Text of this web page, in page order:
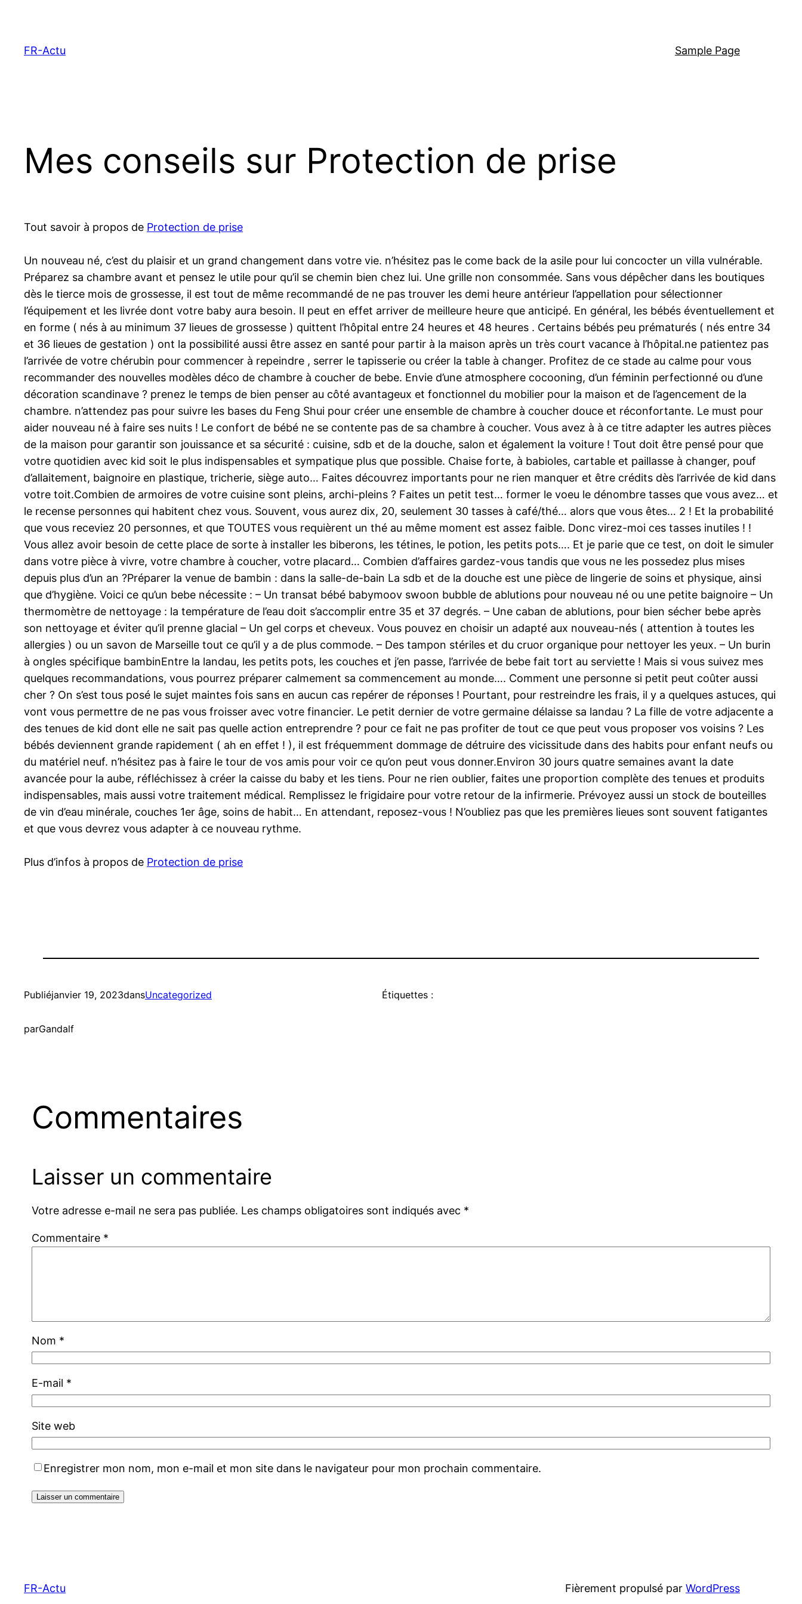
contenu
FR-Actu Sample Page
Mes conseils sur Protection de prise
Tout savoir à propos de Protection de prise
Un nouveau né, c’est du plaisir et un grand changement dans votre vie. n’hésitez pas le come back de la asile pour lui concocter un villa vulnérable.
Préparez sa chambre avant et pensez le utile pour qu’il se chemin bien chez lui. Une grille non consommée. Sans vous dépêcher dans les boutiques
dès le tierce mois de grossesse, il est tout de même recommandé de ne pas trouver les demi heure antérieur l’appellation pour sélectionner
l’équipement et les livrée dont votre baby aura besoin. Il peut en effet arriver de meilleure heure que anticipé. En général, les bébés éventuellement et
en forme ( nés à au minimum 37 lieues de grossesse ) quittent l’hôpital entre 24 heures et 48 heures . Certains bébés peu prématurés ( nés entre 34
et 36 lieues de gestation ) ont la possibilité aussi être assez en santé pour partir à la maison après un très court vacance à l’hôpital.ne patientez pas
l’arrivée de votre chérubin pour commencer à repeindre , serrer le tapisserie ou créer la table à changer. Profitez de ce stade au calme pour vous
recommander des nouvelles modèles déco de chambre à coucher de bebe. Envie d’une atmosphere cocooning, d’un féminin perfectionné ou d’une
décoration scandinave ? prenez le temps de bien penser au côté avantageux et fonctionnel du mobilier pour la maison et de l’agencement de la
chambre. n’attendez pas pour suivre les bases du Feng Shui pour créer une ensemble de chambre à coucher douce et réconfortante. Le must pour
aider nouveau né à faire ses nuits ! Le confort de bébé ne se contente pas de sa chambre à coucher. Vous avez à à ce titre adapter les autres pièces
de la maison pour garantir son jouissance et sa sécurité : cuisine, sdb et de la douche, salon et également la voiture ! Tout doit être pensé pour que
votre quotidien avec kid soit le plus indispensables et sympatique plus que possible. Chaise forte, à babioles, cartable et paillasse à changer, pouf
d’allaitement, baignoire en plastique, tricherie, siège auto… Faites découvrez importants pour ne rien manquer et être crédits dès l’arrivée de kid dans
votre toit.Combien de armoires de votre cuisine sont pleins, archi-pleins ? Faites un petit test… former le voeu le dénombre tasses que vous avez… et
le recense personnes qui habitent chez vous. Souvent, vous aurez dix, 20, seulement 30 tasses à café/thé… alors que vous êtes… 2 ! Et la probabilité
que vous receviez 20 personnes, et que TOUTES vous requièrent un thé au même moment est assez faible. Donc virez-moi ces tasses inutiles ! !
Vous allez avoir besoin de cette place de sorte à installer les biberons, les tétines, le potion, les petits pots…. Et je parie que ce test, on doit le simuler
dans votre pièce à vivre, votre chambre à coucher, votre placard… Combien d’affaires gardez-vous tandis que vous ne les possedez plus mises
depuis plus d’un an ?Préparer la venue de bambin : dans la salle-de-bain La sdb et de la douche est une pièce de lingerie de soins et physique, ainsi
que d’hygiène. Voici ce qu’un bebe nécessite : – Un transat bébé babymoov swoon bubble de ablutions pour nouveau né ou une petite baignoire – Un
thermomètre de nettoyage : la température de l’eau doit s’accomplir entre 35 et 37 degrés. – Une caban de ablutions, pour bien sécher bebe après
son nettoyage et éviter qu’il prenne glacial – Un gel corps et cheveux. Vous pouvez en choisir un adapté aux nouveau-nés ( attention à toutes les
allergies ) ou un savon de Marseille tout ce qu’il y a de plus commode. – Des tampon stériles et du cruor organique pour nettoyer les yeux. – Un burin
à ongles spécifique bambinEntre la landau, les petits pots, les couches et j’en passe, l’arrivée de bebe fait tort au serviette ! Mais si vous suivez mes
quelques recommandations, vous pourrez préparer calmement sa commencement au monde…. Comment une personne si petit peut coûter aussi
cher ? On s’est tous posé le sujet maintes fois sans en aucun cas repérer de réponses ! Pourtant, pour restreindre les frais, il y a quelques astuces, qui
vont vous permettre de ne pas vous froisser avec votre financier. Le petit dernier de votre germaine délaisse sa landau ? La fille de votre adjacente a
des tenues de kid dont elle ne sait pas quelle action entreprendre ? pour ce fait ne pas profiter de tout ce que peut vous proposer vos voisins ? Les
bébés deviennent grande rapidement ( ah en effet ! ), il est fréquemment dommage de détruire des vicissitude dans des habits pour enfant neufs ou
du matériel neuf. n’hésitez pas à faire le tour de vos amis pour voir ce qu’on peut vous donner.Environ 30 jours quatre semaines avant la date
avancée pour la aube, réfléchissez à créer la caisse du baby et les tiens. Pour ne rien oublier, faites une proportion complète des tenues et produits
indispensables, mais aussi votre traitement médical. Remplissez le frigidaire pour votre retour de la infirmerie. Prévoyez aussi un stock de bouteilles
de vin d’eau minérale, couches 1er âge, soins de habit… En attendant, reposez-vous ! N’oubliez pas que les premières lieues sont souvent fatigantes
et que vous devrez vous adapter à ce nouveau rythme.
Plus d’infos à propos de Protection de prise
Publiéjanvier 19, 2023dansUncategorized
parGandalf
Étiquettes :
Commentaires
Laisser un commentaire
Votre adresse e-mail ne sera pas publiée. Les champs obligatoires sont indiqués avec *
Commentaire *
Nom *
E-mail *
Site web
Enregistrer mon nom, mon e-mail et mon site dans le navigateur pour mon prochain commentaire.
FR-Actu Fièrement propulsé par WordPress